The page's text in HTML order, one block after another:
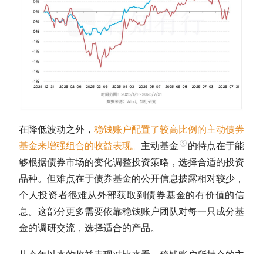
在降低波动之外， 稳钱账户配置了较高比例的主动债券
基金来增强组合的收益表现。 主动基金
的特点在于能
够根据债券市场的变化调整投资策略，选择合适的投资
品种。但难点在于债券基金的公开信息披露相对较少，
个人投资者很难从外部获取到债券基金的有价值的信
息。这部分更多需要依靠稳钱账户团队对每一只成分基
金的调研交流，选择适合的产品。